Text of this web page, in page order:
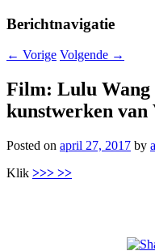
Berichtnavigatie
← Vorige Volgende →
Film: Lulu Wang
kunstwerken
Posted on april 27, 2017 by
Klik >>> >>